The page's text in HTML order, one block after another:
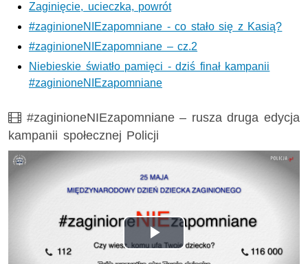
Zaginięcie, ucieczka, powrót
#zaginioneNIEzapomniane - co stało się z Kasią?
#zaginioneNIEzapomniane – cz.2
Niebieskie światło pamięci - dziś finał kampanii
#zaginioneNIEzapomniane
Film
#zaginioneNIEzapomniane – rusza druga edycja
kampanii społecznej Policji
Odtwórz